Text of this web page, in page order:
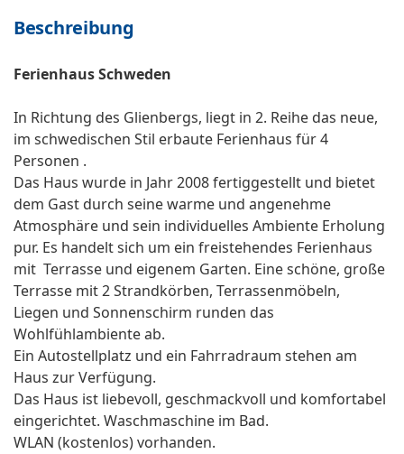
Beschreibung
Ferienhaus Schweden
In Richtung des Glienbergs, liegt in 2. Reihe das neue,
im schwedischen Stil erbaute Ferienhaus für 4
Personen .
Das Haus wurde in Jahr 2008 fertiggestellt und bietet
dem Gast durch seine warme und angenehme
Atmosphäre und sein individuelles Ambiente Erholung
pur. Es handelt sich um ein freistehendes Ferienhaus
mit Terrasse und eigenem Garten. Eine schöne, große
Terrasse mit 2 Strandkörben, Terrassenmöbeln,
Liegen und Sonnenschirm runden das
Wohlfühlambiente ab.
Ein Autostellplatz und ein Fahrradraum stehen am
Haus zur Verfügung.
Das Haus ist liebevoll, geschmackvoll und komfortabel
eingerichtet. Waschmaschine im Bad.
WLAN (kostenlos) vorhanden.